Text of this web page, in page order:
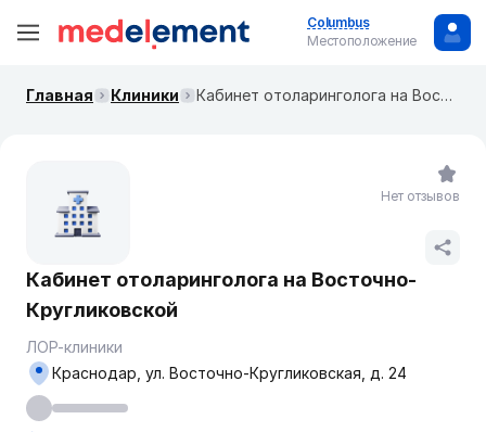
Columbus
Местоположение
Главная Клиники Кабинет отоларинголога на ​Восточно-Кругликовской
Кабинет отоларинголога на ​Восточно-
Кругликовской
ЛОР-клиники
Краснодар, ул. ​Восточно-Кругликовская, д. 24
Нет отзывов